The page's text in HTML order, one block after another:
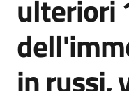
Tutti
gli
argomenti
ulteriori
in russi,